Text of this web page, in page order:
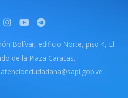
Bolívar, edificio Norte, piso 4, El
de la Plaza Caracas.